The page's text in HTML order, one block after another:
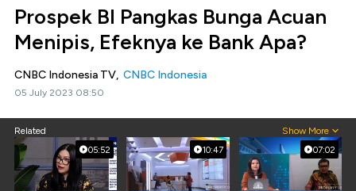
Prospek BI Pangkas Bunga Acuan
Menipis, Efeknya ke Bank Apa?
CNBC Indonesia TV, CNBC Indonesia
05 July 2023 08:50
Related Show More
05:52 10:47 07:02